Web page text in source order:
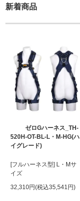
新着商品
ゼロGハーネス_TH-
520H-OT-BL-L・M-HG(ハ
イグレード)
[フルハーネス型] L・Mサ
イズ
32,310円(税込35,541円)